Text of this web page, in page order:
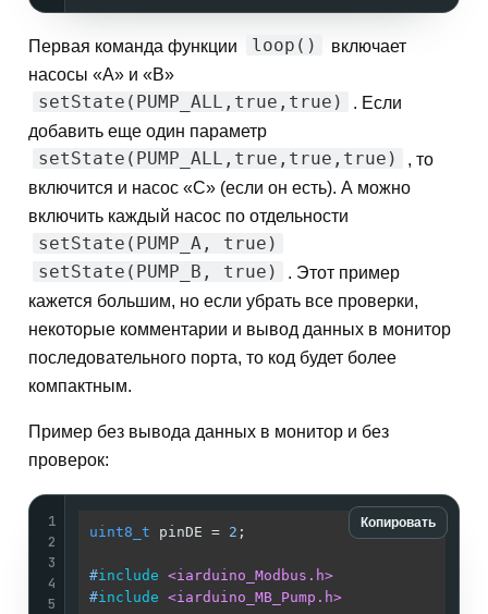
Первая команда функции loop()
включает
насосы «A» и «B»
setState(PUMP_ALL,true,true)
. Если
добавить еще один параметр
setState(PUMP_ALL,true,true,true)
, то
включится и насос «С» (если он есть). А можно
включить каждый насос по отдельности
setState(PUMP_A, true)
setState(PUMP_B, true)
. Этот пример
кажется большим, но если убрать все проверки,
некоторые комментарии и вывод данных в монитор
последовательного порта, то код будет более
компактным.
Пример без вывода данных в монитор и без
проверок:
Копировать
1
2
3
4
5
uint8_t pinDE = 2 ;
#include <iarduino_Modbus.h>
#include <iarduino_MB_Pump.h>